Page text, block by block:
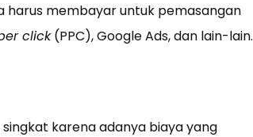
harus membayar untuk pemasangan
click(PPC), Google Ads, dan lain-lain.
karena adanya biaya yang